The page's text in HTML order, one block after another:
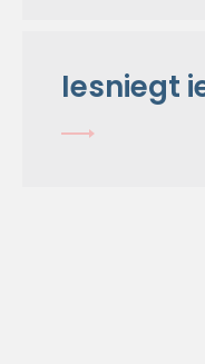
Iesniegt